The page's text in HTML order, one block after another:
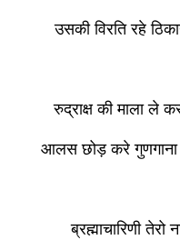
उसकी विरति रहे
रुद्राक्ष की माला ले
आलस छोड़ करे
ब्रह्माचारिणी